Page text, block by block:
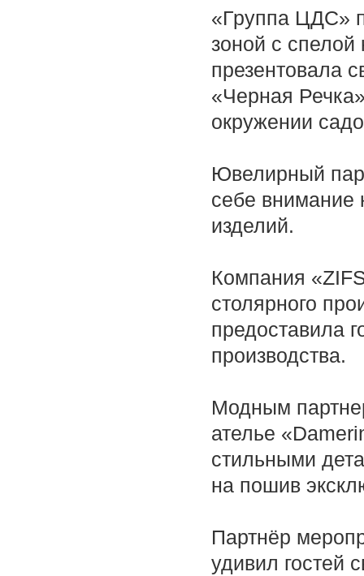
«Группа ЦДС»
зоной с
презентовала
«Черная
окружении
Ювелирный
себе внимание
изделий.
Компания
столярного
предоставила
производства.
Модным
ателье
стильными
на пошив
Партнёр
удивил гостей